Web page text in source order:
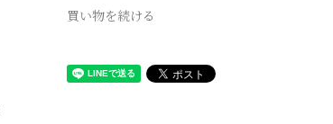
買い物を続ける